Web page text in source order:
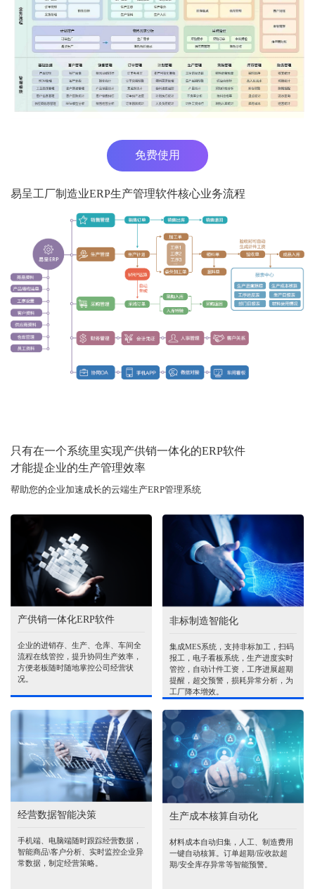
免费使用
易呈工厂制造业ERP生产管理软件核心业务流程
只有在一个系统里实现产供销一体化的ERP软件
才能提企业的生产管理效率
帮助您的企业加速成长的云端生产ERP管理系统
产供销一体化ERP软件
企业的进销存、生产、仓库、车间全
流程在线管控，提升协同生产效率，
方便老板随时随地掌控公司经营状
况。
非标制造智能化
集成MES系统，支持非标加工，扫码
报工，电子看板系统，生产进度实时
管控，自动计件工资，工序进展超期
提醒，超交预警，损耗异常分析，为
工厂降本增效。
经营数据智能决策
手机端、电脑端随时跟踪经营数据，
智能商品\客户分析、实时监控企业异
常数据，制定经营策略。
生产成本核算自动化
材料成本自动归集，人工、制造费用
一键自动核算。订单超期/应收款超
期/安全库存异常等智能预警。